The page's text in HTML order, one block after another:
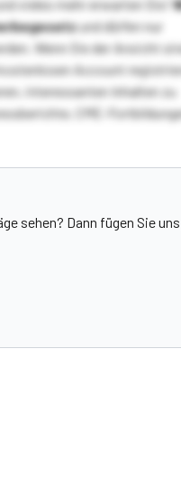
vieles mehr erwarten Sie!
und dürfen nur
Wenn Sie der Ansicht
Account
interessanten Inhalten zu
CME-
sehen? Dann fügen Sie